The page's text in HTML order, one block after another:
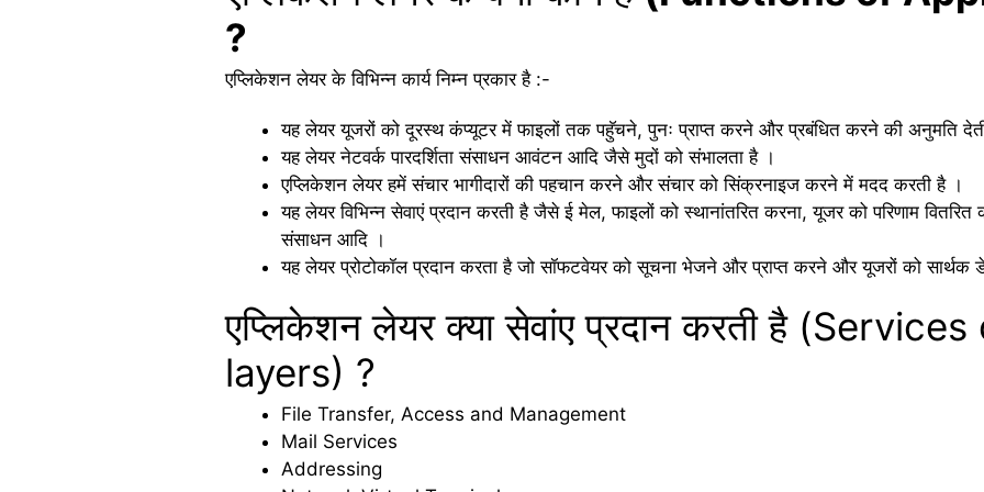
?
एप्लिकेशन लेयर के विभिन्न कार्य निम्न प्रकार है :-
यह लेयर यूजरों को दूरस्थ कंप्यूटर में फाइलों तक पहॅुचने, पुनः प्राप्त करने और प्रबंधित करने की अनुमति
यह लेयर नेटवर्क पारदर्शिता संसाधन आवंटन आदि जैसे मुदों को संभालता है ।
एप्लिकेशन लेयर हमें संचार भागीदारों की पहचान करने और संचार को सिंक्रनाइज करने में मदद करती है ।
यह लेयर विभिन्न सेवाएं प्रदान करती है जैसे ई मेल, फाइलों को स्थानांतरित करना, यूजर को परिणाम वितरित
संसाधन आदि ।
यह लेयर प्रोटोकॉल प्रदान करता है जो सॉफटवेयर को सूचना भेजने और प्राप्त करने और यूजरों को
एप्लिकेशन लेयर क्या सेवांए प्रदान करती है
layers) ?
File Transfer, Access and Management
Mail Services
Addressing